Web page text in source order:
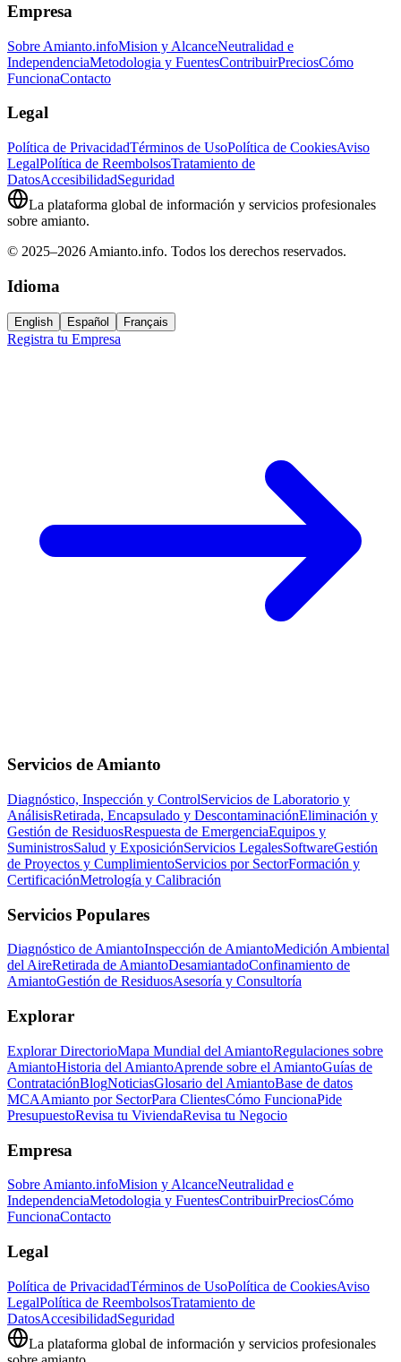
Empresa
Sobre Amianto.infoMision y AlcanceNeutralidad e
IndependenciaMetodologia y FuentesContribuirPreciosCómo
FuncionaContacto
Legal
Política de PrivacidadTérminos de UsoPolítica de CookiesAviso
LegalPolítica de ReembolsosTratamiento de
DatosAccesibilidadSeguridad
La plataforma global de información y servicios profesionales
sobre amianto.
© 2025–2026 Amianto.info. Todos los derechos reservados.
Idioma
English Español Français
Registra tu Empresa
Servicios de Amianto
Diagnóstico, Inspección y ControlServicios de Laboratorio y
AnálisisRetirada, Encapsulado y DescontaminaciónEliminación y
Gestión de ResiduosRespuesta de EmergenciaEquipos y
SuministrosSalud y ExposiciónServicios LegalesSoftwareGestión
de Proyectos y CumplimientoServicios por SectorFormación y
CertificaciónMetrología y Calibración
Servicios Populares
Diagnóstico de AmiantoInspección de AmiantoMedición Ambiental
del AireRetirada de AmiantoDesamiantadoConfinamiento de
AmiantoGestión de ResiduosAsesoría y Consultoría
Explorar
Explorar DirectorioMapa Mundial del AmiantoRegulaciones sobre
AmiantoHistoria del AmiantoAprende sobre el AmiantoGuías de
ContrataciónBlogNoticiasGlosario del AmiantoBase de datos
MCAAmianto por SectorPara ClientesCómo FuncionaPide
PresupuestoRevisa tu ViviendaRevisa tu Negocio
Empresa
Sobre Amianto.infoMision y AlcanceNeutralidad e
IndependenciaMetodologia y FuentesContribuirPreciosCómo
FuncionaContacto
Legal
Política de PrivacidadTérminos de UsoPolítica de CookiesAviso
LegalPolítica de ReembolsosTratamiento de
DatosAccesibilidadSeguridad
La plataforma global de información y servicios profesionales